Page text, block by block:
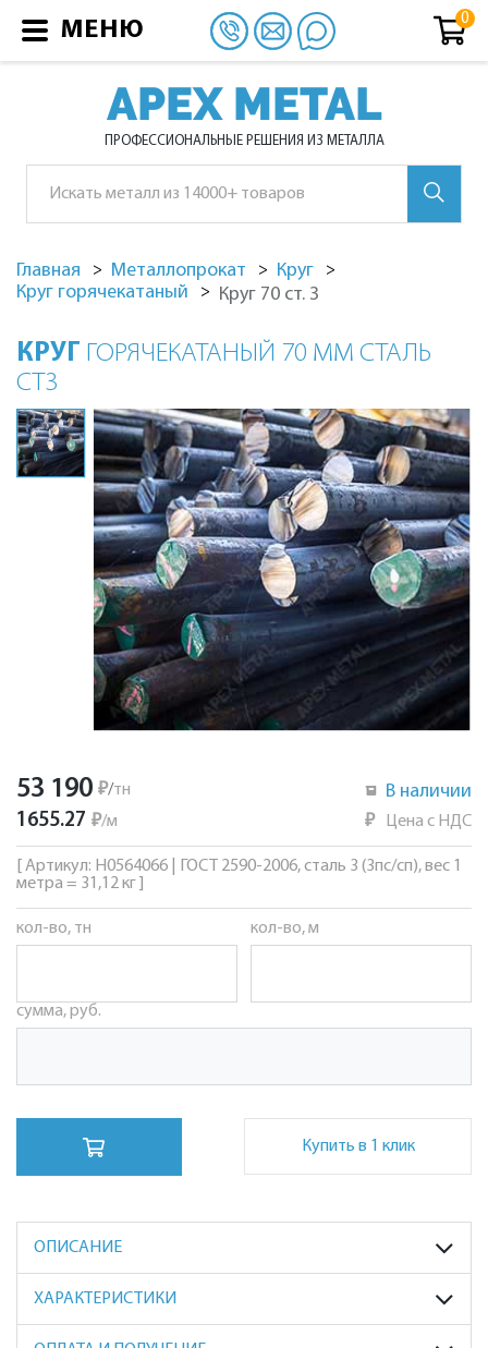
APEX METAL
ПРОФЕССИОНАЛЬНЫЕ РЕШЕНИЯ ИЗ МЕТАЛЛА
Главная Металлопрокат
Круг
Круг горячекатаный
Круг 70 ст. 3
КРУГ ГОРЯЧЕКАТАНЫЙ 70 ММ СТАЛЬ
СТ3
53 190 ₽/тн
1655.27 ₽/м
В наличии
₽ Цена с НДС
[ Артикул: Н0564066 | ГОСТ 2590-2006, сталь 3 (3пс/сп), вес 1
метра = 31,12 кг ]
кол-во, тн кол-во, м
сумма, руб.
Купить в 1 клик
ОПИСАНИЕ
ХАРАКТЕРИСТИКИ
МЕНЮ